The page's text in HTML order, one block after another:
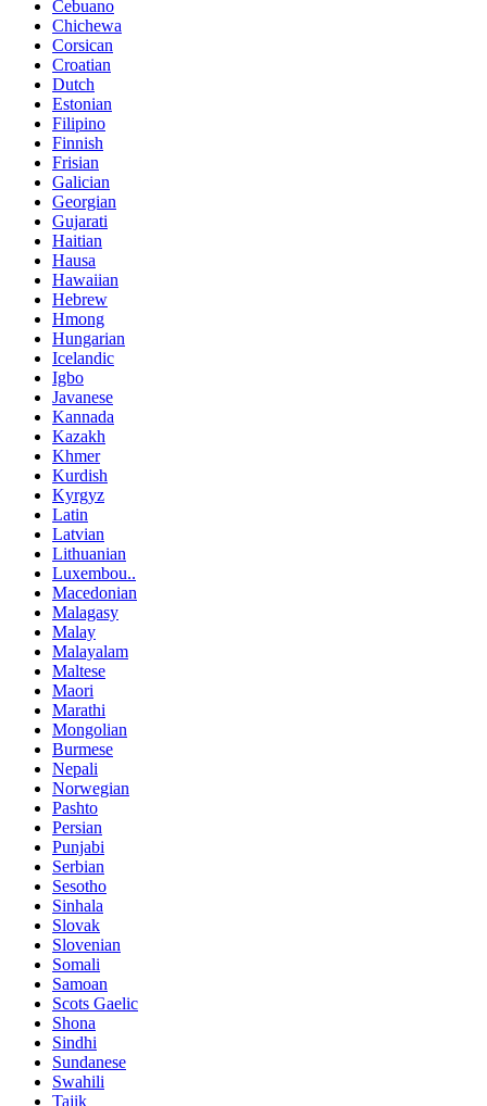
Cebuano
Chichewa
Corsican
Croatian
Dutch
Estonian
Filipino
Finnish
Frisian
Galician
Georgian
Gujarati
Haitian
Hausa
Hawaiian
Hebrew
Hmong
Hungarian
Icelandic
Igbo
Javanese
Kannada
Kazakh
Khmer
Kurdish
Kyrgyz
Latin
Latvian
Lithuanian
Luxembou..
Macedonian
Malagasy
Malay
Malayalam
Maltese
Maori
Marathi
Mongolian
Burmese
Nepali
Norwegian
Pashto
Persian
Punjabi
Serbian
Sesotho
Sinhala
Slovak
Slovenian
Somali
Samoan
Scots Gaelic
Shona
Sindhi
Sundanese
Swahili
Tajik